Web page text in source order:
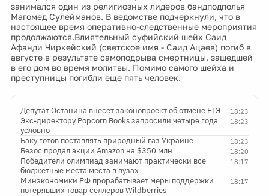
занимался один из религиозных лидеров бандподполья
Магомед Сулейманов. В ведомстве подчеркнули, что в
настоящее время оперативно-следственные мероприятия
продолжаются.Влиятельный суфийский шейх Саид
Афанди Чиркейский (светское имя - Саид Ацаев) погиб в
августе в результате самоподрыва смертницы, зашедшей
в его дом во время молитвы. Помимо самого шейха и
преступницы погибли еще пять человек.
18:23
Депутат Останина внесет законопроект об отмене ЕГЭ
18:23
Экс-директору Popcorn Books запросили четыре года
условно
18:23
Баку готов поставлять природный газ Украине
18:20
Безос продал акции Amazon на $350 млн
18:17
Победители олимпиад занимают практически все
бюджетные места места в вузах
18:17
Минэкономики РФ прорабатывает меры поддержки
потерявших товар селлеров Wildberries